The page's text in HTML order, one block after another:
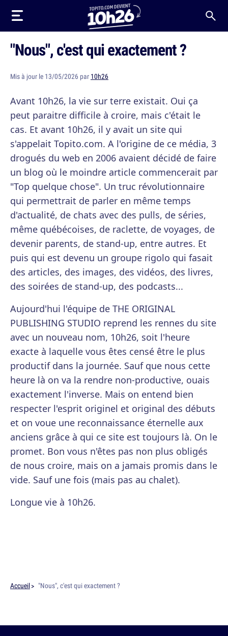
"Nous", c'est qui exactement ?
Mis à jour le 13/05/2026 par 10h26
Avant 10h26, la vie sur terre existait. Oui ça
peut paraitre difficile à croire, mais c'était le
cas. Et avant 10h26, il y avait un site qui
s'appelait Topito.com. A l'origine de ce média, 3
drogués du web en 2006 avaient décidé de faire
un blog où le moindre article commencerait par
"Top quelque chose". Un truc révolutionnaire
qui permettrait de parler en même temps
d'actualité, de chats avec des pulls, de séries,
même québécoises, de raclette, de voyages, de
devenir parents, de stand-up, entre autres. Et
puis qui est devenu un groupe rigolo qui fasait
des articles, des images, des vidéos, des livres,
des soirées de stand-up, des podcasts...
Aujourd'hui l'équipe de THE ORIGINAL
PUBLISHING STUDIO reprend les rennes du site
avec un nouveau nom, 10h26, soit l'heure
exacte à laquelle vous êtes censé être le plus
productif dans la journée. Sauf que nous cette
heure là on va la rendre non-productive, ouais
exactement l'inverse. Mais on entend bien
respecter l'esprit originel et original des débuts
et on voue une reconnaissance éternelle aux
anciens grâce à qui ce site est toujours là. On le
promet. Bon vous n'êtes pas non plus obligés
de nous croire, mais on a jamais promis dans le
vide. Sauf une fois (mais pas au chalet).
Longue vie à 10h26.
Accueil "Nous", c'est qui exactement ?